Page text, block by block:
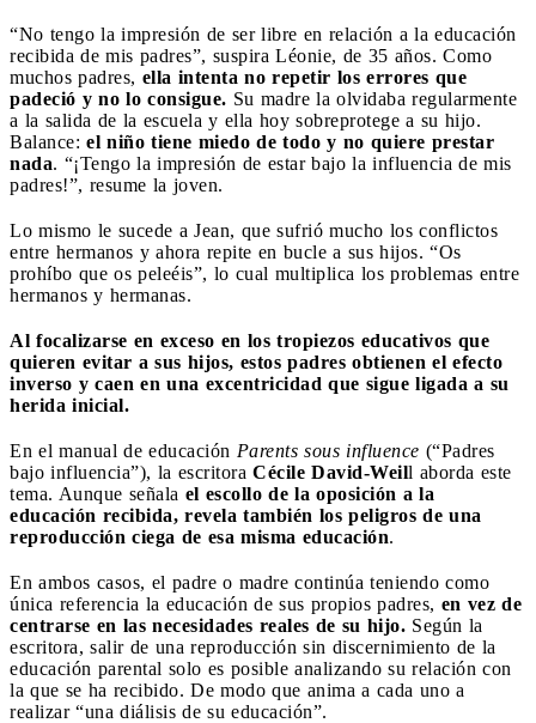
“No tengo la impresión de ser libre en relación a la educación
recibida de mis padres”, suspira Léonie, de 35 años. Como
muchos padres, ella intenta no repetir los errores que
padeció y no lo consigue. Su madre la olvidaba regularmente
a la salida de la escuela y ella hoy sobreprotege a su hijo.
Balance: el niño tiene miedo de todo y no quiere prestar
nada. “¡Tengo la impresión de estar bajo la influencia de mis
padres!”, resume la joven.
Lo mismo le sucede a Jean, que sufrió mucho los conflictos
entre hermanos y ahora repite en bucle a sus hijos. “Os
prohíbo que os peleéis”, lo cual multiplica los problemas entre
hermanos y hermanas.
Al focalizarse en exceso en los tropiezos educativos que
quieren evitar a sus hijos, estos padres obtienen el efecto
inverso y caen en una excentricidad que sigue ligada a su
herida inicial.
En el manual de educación Parents sous influence (“Padres
bajo influencia”), la escritora Cécile David-Weill aborda este
tema. Aunque señala el escollo de la oposición a la
educación recibida, revela también los peligros de una
reproducción ciega de esa misma educación.
En ambos casos, el padre o madre continúa teniendo como
única referencia la educación de sus propios padres, en vez de
centrarse en las necesidades reales de su hijo. Según la
escritora, salir de una reproducción sin discernimiento de la
educación parental solo es posible analizando su relación con
la que se ha recibido. De modo que anima a cada uno a
realizar “una diálisis de su educación”.